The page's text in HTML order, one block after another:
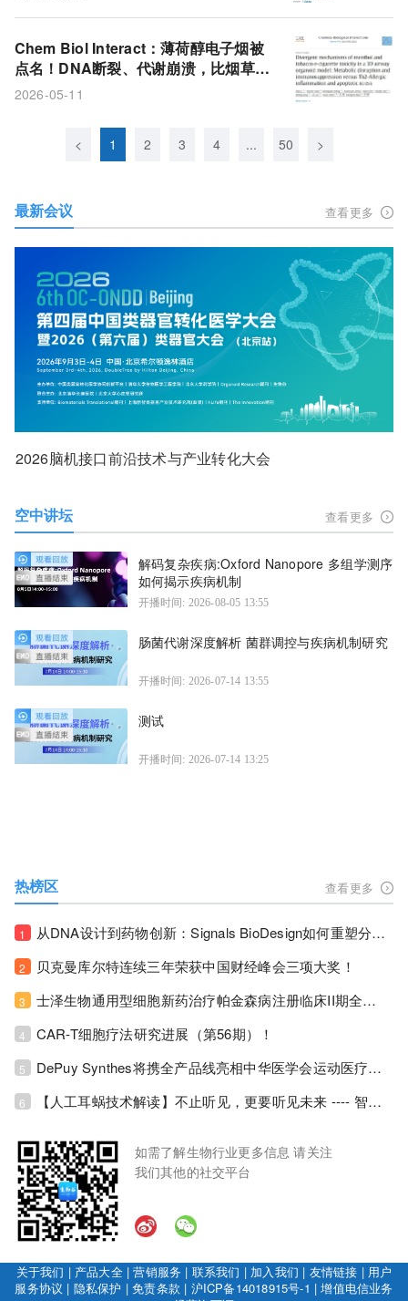
Chem Biol Interact：薄荷醇电子烟被
点名！DNA断裂、代谢崩溃，比烟草味
更狠
2026-05-11
< 1 2 3 4 ... 50 >
最新会议 查看更多
2026脑机接口前沿技术与产业转化大会
空中讲坛 查看更多
解码复杂疾病:Oxford Nanopore 多组学测序
如何揭示疾病机制
开播时间: 2026-08-05 13:55
肠菌代谢深度解析 菌群调控与疾病机制研究
开播时间: 2026-07-14 13:55
测试
开播时间: 2026-07-14 13:25
热榜区 查看更多
1 从DNA设计到药物创新：Signals BioDesign如何重塑分子生物学研发生态！
2 贝克曼库尔特连续三年荣获中国财经峰会三项大奖！
3 士泽生物通用型细胞新药治疗帕金森病注册临床II期全部入组完成！
4 CAR-T细胞疗法研究进展（第56期）！
5 DePuy Synthes将携全产品线亮相中华医学会运动医疗分会大会，加码布局中国运动医学创新赛道！
6 【人工耳蜗技术解读】不止听见，更要听见未来 ---- 智能耳蜗，开启人工耳蜗技术新纪元！
如需了解生物行业更多信息 请关注
我们其他的社交平台
关于我们 | 产品大全|营销服务 | 联系我们 | 加入我们 | 友情链接 | 用户
服务协议 | 隐私保护 |免责条款 | 沪ICP备14018915号-1 |增值电信业务